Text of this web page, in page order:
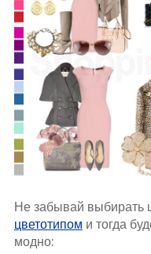
Не забывай выбирать
цветотипом и тогда
модно: